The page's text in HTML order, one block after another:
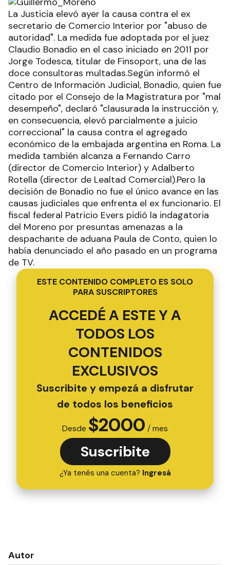
La Justicia elevó ayer la causa contra el ex
secretario de Comercio Interior por "abuso de
autoridad". La medida fue adoptada por el juez
Claudio Bonadio en el caso iniciado en 2011 por
Jorge Todesca, titular de Finsoport, una de las
doce consultoras multadas.Según informó el
Centro de Información Judicial, Bonadio, quien fue
citado por el Consejo de la Magistratura por "mal
desempeño", declaró "clausurada la instrucción y,
en consecuencia, elevó parcialmente a juicio
correccional" la causa contra el agregado
económico de la embajada argentina en Roma. La
medida también alcanza a Fernando Carro
(director de Comercio Interior) y Adalberto
Rotella (director de Lealtad Comercial).Pero la
decisión de Bonadio no fue el único avance en las
causas judiciales que enfrenta el ex funcionario. El
fiscal federal Patricio Evers pidió la indagatoria
del Moreno por presuntas amenazas a la
despachante de aduana Paula de Conto, quien lo
había denunciado el año pasado en un programa
de TV.
ESTE CONTENIDO COMPLETO ES SOLO
PARA SUSCRIPTORES
ACCEDÉ A ESTE Y A
TODOS LOS
CONTENIDOS
EXCLUSIVOS
Suscribite y empezá a disfrutar
de todos los beneficios
Desde $2000 / mes
Suscribite
¿Ya tenés una cuenta? Ingresá
Autor